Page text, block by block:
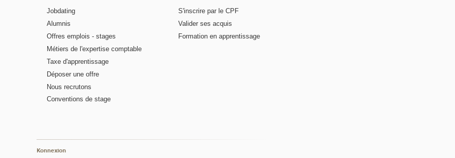
Jobdating
Alumnis
Offres emplois - stages
Métiers de l'expertise comptable
Taxe d'apprentissage
Déposer une offre
Nous recrutons
Conventions de stage
S'inscrire par le CPF
Valider ses acquis
Formation en apprentissage
Konnexion